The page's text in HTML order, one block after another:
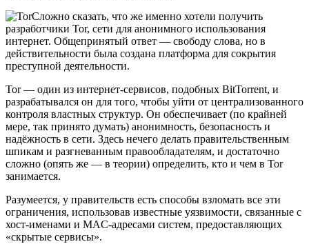
Сложно сказать, что же именно хотели получить
разработчики Tor, сети для анонимного использования
интернет. Общепринятый ответ — свободу слова, но в
действительности была создана платформа для сокрытия
преступной деятельности.
Tor — один из интернет-сервисов, подобных BitTorrent, и
разрабатывался он для того, чтобы уйти от централизованного
контроля властных структур. Он обеспечивает (по крайней
мере, так принято думать) анонимность, безопасность и
надёжность в сети. Здесь нечего делать правительственным
шпикам и разгневанным правообладателям, и достаточно
сложно (опять же — в теории) определить, кто и чем в Tor
занимается.
Разумеется, у правительств есть способы взломать все эти
ограничения, использовав известные уязвимости, связанные с
хост-именами и MAC-адресами систем, предоставляющих
«скрытые сервисы».